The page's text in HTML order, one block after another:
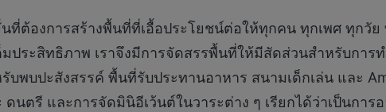
ที่ต้องการสร้างพื้นที่ที่เอื้อประโยชน์ต่อให้ทุกคน ทุกเพศ ทุกวั
ประสิทธิภาพ เราจึงมีการจัดสรรพื้นที่ให้มีสัดส่วนสำหรับกา
บพบปะสังสรรค์ พื้นที่รับประทานอาหาร สนามเด็กเล่น และ
ดนตรี และการจัดมินิอีเว้นต์ในวาระต่าง ๆ เรียกได้ว่าเป็นก